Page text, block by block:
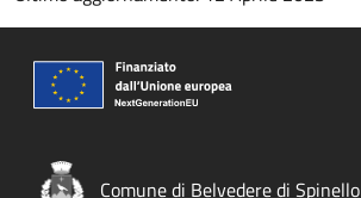
Comune di Belvedere di Spinello